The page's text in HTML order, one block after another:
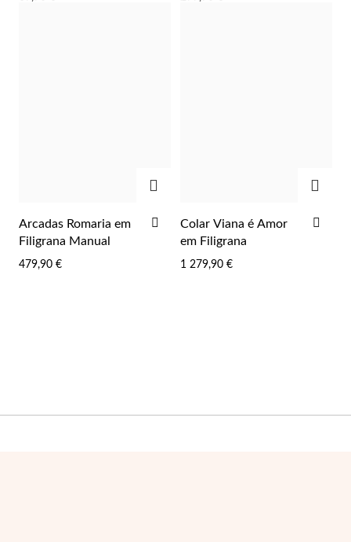
Arcadas Romaria em
Filigrana Manual
479,90 €
ADICIONAR
AOS
Colar Viana é Amor
em Filigrana
1 279,90 €